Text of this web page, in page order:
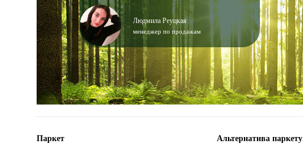
Людмила Реуцкая
менеджер по продажам
Паркет Альтернатива паркету